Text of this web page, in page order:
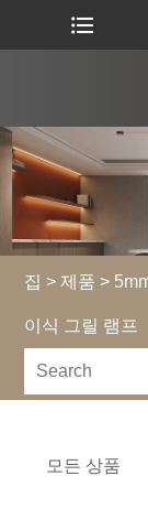
집 > 제품 >
이식 그릴 램프
모든 상품